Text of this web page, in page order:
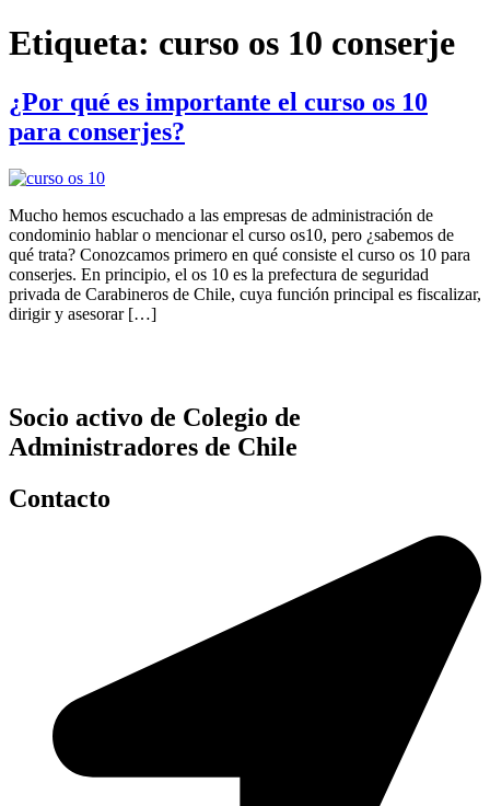
Etiqueta: curso os 10 conserje
¿Por qué es importante el curso os 10
para conserjes?
Mucho hemos escuchado a las empresas de administración de
condominio hablar o mencionar el curso os10, pero ¿sabemos de
qué trata? Conozcamos primero en qué consiste el curso os 10 para
conserjes. En principio, el os 10 es la prefectura de seguridad
privada de Carabineros de Chile, cuya función principal es fiscalizar,
dirigir y asesorar […]
Socio activo de Colegio de
Administradores de Chile
Contacto